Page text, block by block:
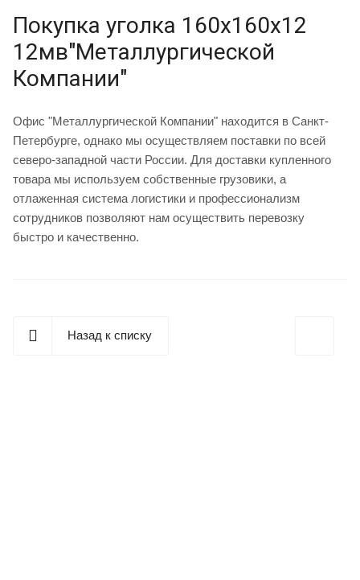
Покупка уголка 160х160х12
12мв"Металлургической
Компании"
Офис "Металлургической Компании" находится в Санкт-
Петербурге, однако мы осуществляем поставки по всей
северо-западной части России. Для доставки купленного
товара мы используем собственные грузовики, а
отлаженная система логистики и профессионализм
сотрудников позволяют нам осуществить перевозку
быстро и качественно.
Назад к списку